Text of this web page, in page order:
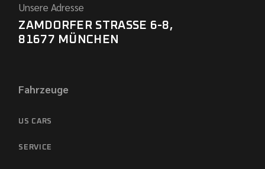
Unsere Adresse
ZAMDORFER STRASSE 6-8,
81677 MÜNCHEN
Fahrzeuge
US CARS
SERVICE